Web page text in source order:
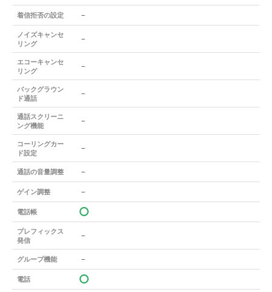
着信拒否の設定 －
ノイズキャンセ
リング
－
エコーキャンセ
リング
－
バックグラウン
ド通話
－
通話スクリーニ
ング機能
－
コーリングカー
ド設定
－
通話の音量調整 －
ゲイン調整 －
電話帳
プレフィックス
発信
－
グループ機能 －
電話